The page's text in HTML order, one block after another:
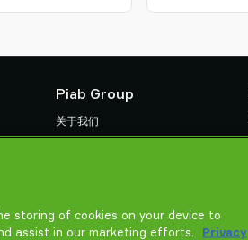
Piab Group
关于我们
storing of cookies on your device to
assist in our marketing efforts.
Privacy